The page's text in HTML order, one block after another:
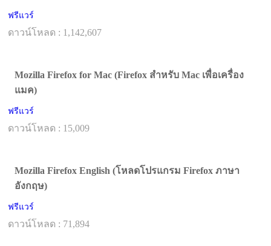
ฟรีแวร์
ดาวน์โหลด : 1,142,607
Mozilla Firefox for Mac (Firefox สำหรับ Mac เพื่อเครื่อง
แมค)
ฟรีแวร์
ดาวน์โหลด : 15,009
Mozilla Firefox English (โหลดโปรแกรม Firefox ภาษา
อังกฤษ)
ฟรีแวร์
ดาวน์โหลด : 71,894